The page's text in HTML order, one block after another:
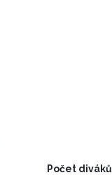
Počet diváků